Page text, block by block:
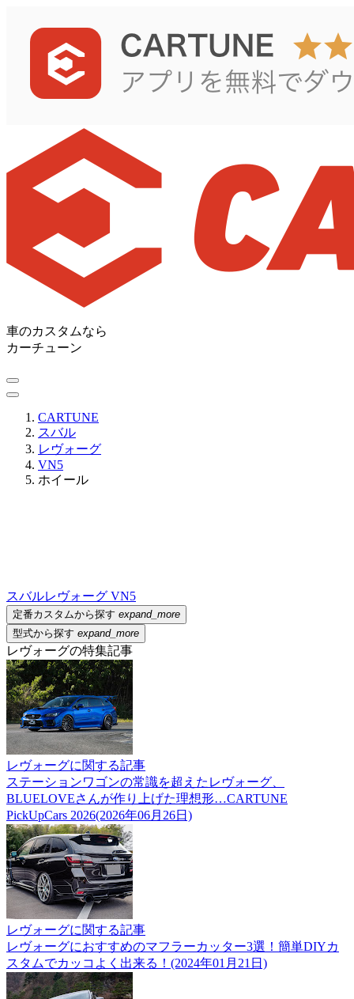
車のカスタムなら
カーチューン
CARTUNE
スバル
レヴォーグ
VN5
ホイール
スバルレヴォーグ VN5
定番カスタムから探す expand_more
型式から探す expand_more
レヴォーグの特集記事
レヴォーグに関する記事
ステーションワゴンの常識を超えたレヴォーグ、
BLUELOVEさんが作り上げた理想形…CARTUNE
PickUpCars 2026(2026年06月26日)
レヴォーグに関する記事
レヴォーグにおすすめのマフラーカッター3選！簡単DIYカ
スタムでカッコよく出来る！(2024年01月21日)